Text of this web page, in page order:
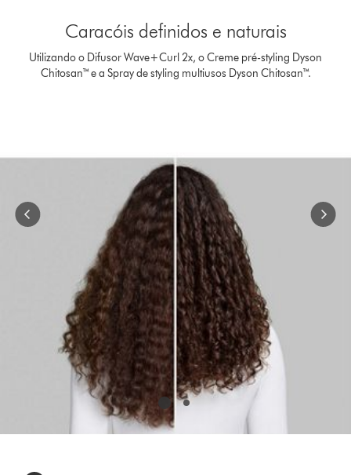
Caracóis definidos e naturais
Utilizando o Difusor Wave+Curl 2x, o Creme pré-styling Dyson
Chitosan™ e a Spray de styling multiusos Dyson Chitosan™.